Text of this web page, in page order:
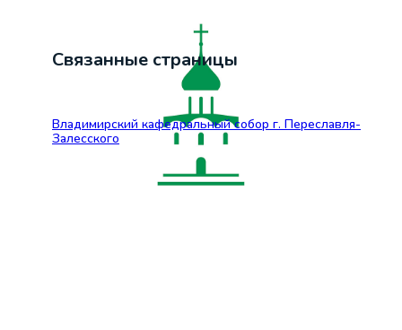
Связанные страницы
Владимирский кафедральный собор г. Переславля-
Залесского